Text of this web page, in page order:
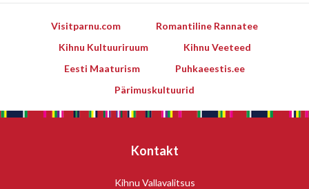
Visitparnu.com
Romantiline Rannatee
Kihnu Kultuuriruum
Kihnu Veeteed
Eesti Maaturism
Puhkaeestis.ee
Pärimuskultuurid
Kontakt
Kihnu Vallavalitsus